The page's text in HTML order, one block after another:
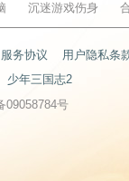
沉迷游戏伤身
务协议 用户隐私条
少年三国志2
09058784号